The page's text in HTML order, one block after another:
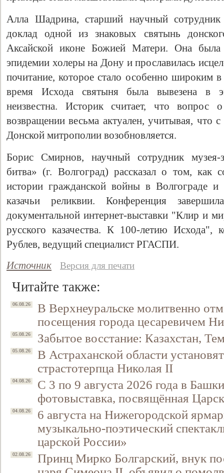
Алла Шадрина, старший научный
доклад одной из знаковых святынь
Аксайской иконе Божией Матери. Она
эпидемии холеры на Дону и прославилась
почитание, которое стало особенно широким
время Исхода святыня была вывезена в
неизвестна. Историк считает, что
возвращении весьма актуален, учитывая, что
Донской митрополии возобновляется.
Борис Смирнов, научный сотрудник музея-
битва» (г. Волгоград) рассказал о том, как
истории гражданской войны в Волгограде
казачьи реликвии. Конференция
документальной интернет-выставки "Клир и
русского казачества. К 100-летию Исхода",
Рублев, ведущий специалист РГАСПИ.
Источник
Версия для печати
Читайте также:
06.08.26
В Верхнеуральске молитвенно
посещения города цесаревичем
05.08.26 Забытое восстание: Казахстан,
05.08.26
В Астраханской области
страстотерпца Николая II
04.08.26
С 3 по 9 августа 2026 года в
фотовыставка, посвящённая
04.08.26
6 августа на Нижегородской
музыкально-поэтический
царской России»
02.08.26
Принц Мирко Болгарский, внук